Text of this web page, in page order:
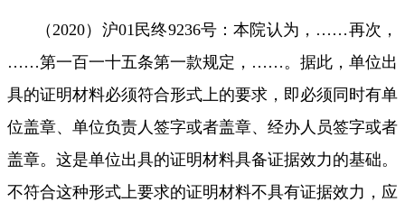
（ 2020）沪01 民终9236号：本院认为， ……再次，
……第一百一十五条第一款规定， …… 。据此，单位出
具的证明材料必须符合形式上的要求， 即必须同时有单
位盖章、单位负责人签字或者盖章、经办人员签字或者
盖章。这是单位出具的证明材料具备证据效力的基础。
不符合这种形式上要求的证明材料不具有证据效力，应